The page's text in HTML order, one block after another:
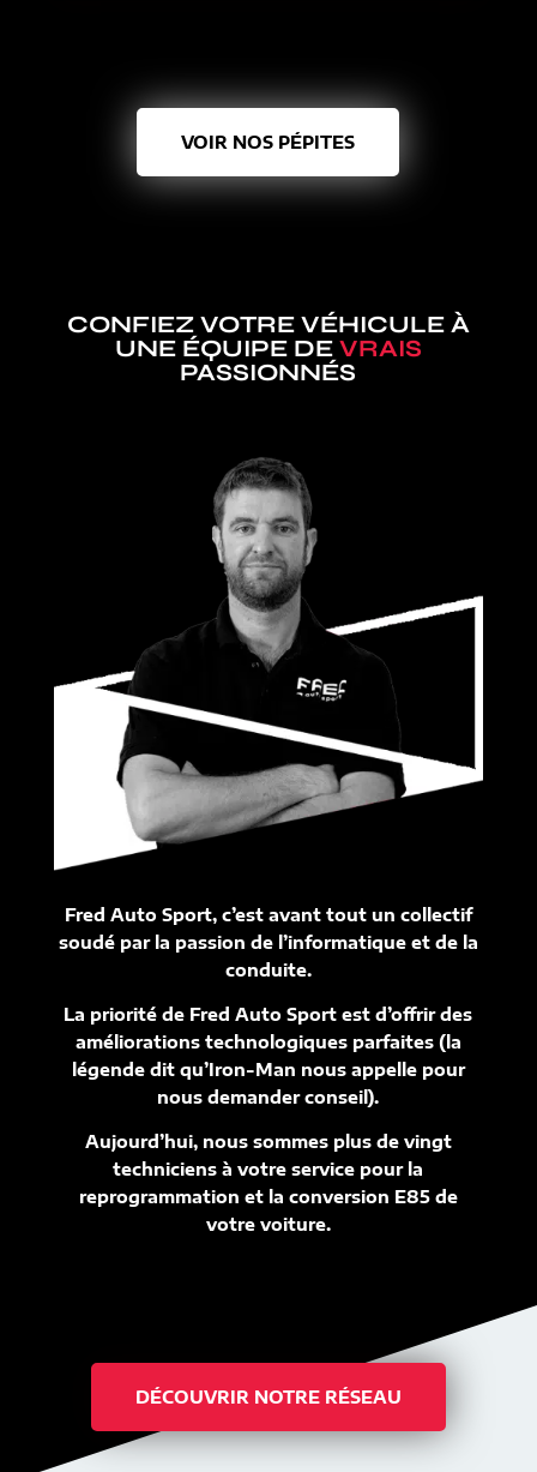
VOIR NOS PÉPITES
CONFIEZ VOTRE VÉHICULE À
UNE ÉQUIPE DE VRAIS
PASSIONNÉS
Fred Auto Sport, c’est avant tout un collectif
soudé par la passion de l’informatique et de la
conduite.
La priorité de Fred Auto Sport est d’offrir des
améliorations technologiques parfaites (la
légende dit qu’Iron-Man nous appelle pour
nous demander conseil).
Aujourd’hui, nous sommes plus de vingt
techniciens à votre service pour la
reprogrammation et la conversion E85 de
votre voiture.
DÉCOUVRIR NOTRE RÉSEAU